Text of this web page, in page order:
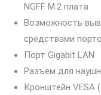
NGFF M.2 плата
Возможность
средствами
Порт Gigabit LAN
Разъем для
Кронштейн VESA